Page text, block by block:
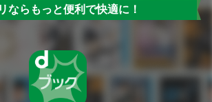
ならもっと便利で快適に！